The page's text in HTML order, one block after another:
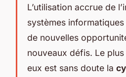
L’utilisation accrue de
systèmes
de nouvelles
nouveaux défis. Le
eux est sans doute la